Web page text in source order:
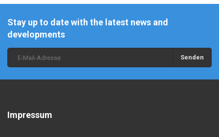
Stay up to date with the latest news and
developments
Senden
Impressum